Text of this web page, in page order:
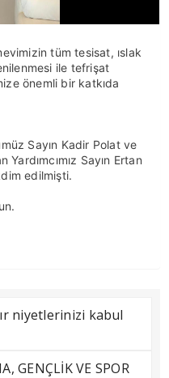
tüm tesisat, ıslak
ile tefrişat
önemli bir katkıda
Sayın Kadir Polat ve
Sayın Ertan
edilmişti.
niyetlerinizi kabul
GENÇLİK VE SPOR